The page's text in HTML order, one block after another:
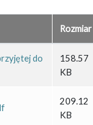
Rozmiar
do
158.57
KB
209.12
KB